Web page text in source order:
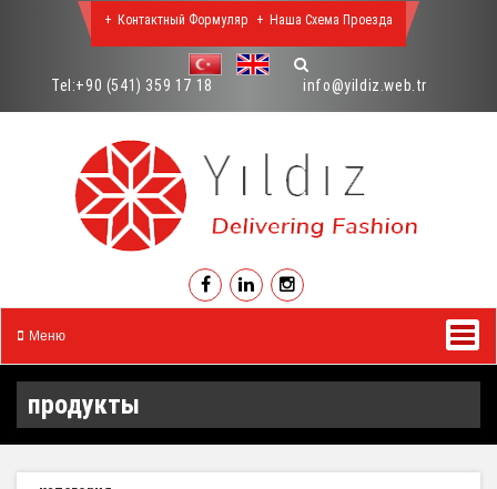
Tel:+90 (541) 359 17 18 info@yildiz.web.tr
Контактный Формуляр Наша Схема Проезда
Меню
продукты